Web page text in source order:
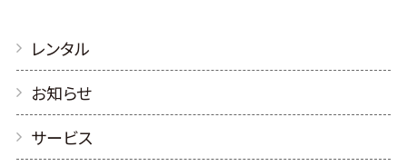
レンタル
お知らせ
サービス